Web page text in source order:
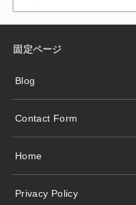
固定ページ
Blog
Contact Form
Home
Privacy Policy